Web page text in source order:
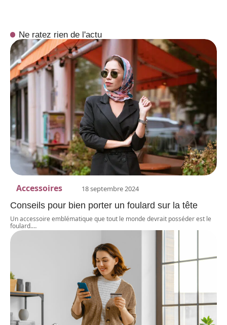
Ne ratez rien de l'actu
Accessoires 18 septembre 2024
Conseils pour bien porter un foulard sur la tête
Un accessoire emblématique que tout le monde devrait posséder est le
foulard.…